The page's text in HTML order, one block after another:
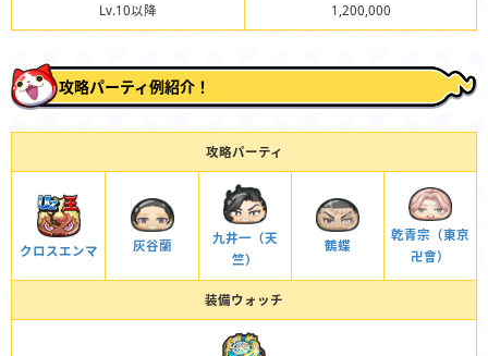
Lv.10以降 1,200,000
攻略パーティ例紹介！
攻略パーティ
クロスエンマ 灰谷蘭
九井一（天
竺）
鶴蝶
乾青宗（東京
卍會）
装備ウォッチ